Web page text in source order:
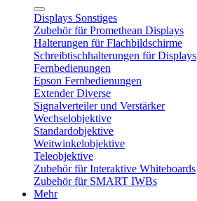
Displays Sonstiges
Zubehör für Promethean Displays
Halterungen für Flachbildschirme
Schreibtischhalterungen für Displays
Fernbedienungen
Epson Fernbedienungen
Extender Diverse
Signalverteiler und Verstärker
Wechselobjektive
Standardobjektive
Weitwinkelobjektive
Teleobjektive
Zubehör für Interaktive Whiteboards
Zubehör für SMART IWBs
Mehr